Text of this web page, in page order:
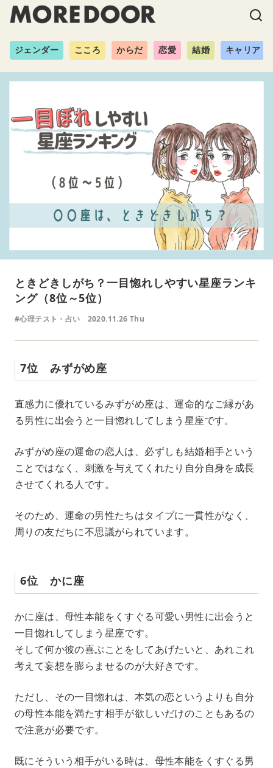
ジェンダー こころ からだ 恋愛 結婚 キャリア
ときどきしがち？一目惚れしやすい星座ランキ
ング（8位～5位）
#心理テスト・占い 2020.11.26 Thu
7位 みずがめ座
直感力に優れているみずがめ座は、運命的なご縁があ
る男性に出会うと一目惚れしてしまう星座です。
みずがめ座の運命の恋人は、必ずしも結婚相手という
ことではなく、刺激を与えてくれたり自分自身を成長
させてくれる人です。
そのため、運命の男性たちはタイプに一貫性がなく、
周りの友だちに不思議がられています。
6位 かに座
かに座は、母性本能をくすぐる可愛い男性に出会うと
一目惚れしてしまう星座です。
そして何か彼の喜ぶことをしてあげたいと、あれこれ
考えて妄想を膨らませるのが大好きです。
ただし、その一目惚れは、本気の恋というよりも自分
の母性本能を満たす相手が欲しいだけのこともあるの
で注意が必要です。
既にそういう相手がいる時は、母性本能をくすぐる男